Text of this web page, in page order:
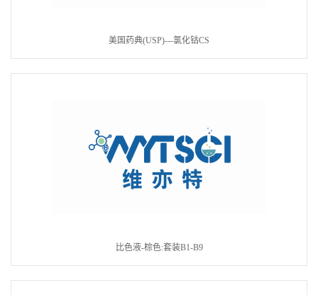
美国药典(USP)---氯化钴CS
比色液-棕色:套装B1-B9